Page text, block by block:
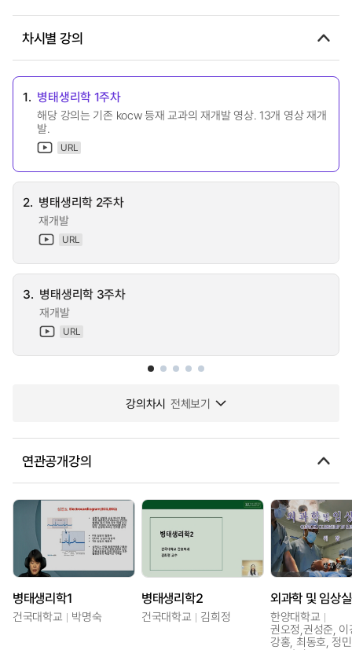
차시별 강의
1. 병태생리학 1주차
해당 강의는 기존 kocw 등재 교과의 재개발 영상. 13개 영상 재개
발.
URL
2. 병태생리학 2주차
재개발
URL
3. 병태생리학 3주차
재개발
URL
강의차시 전체보기
연관공개강의
병태생리학1
건국대학교 박명숙
병태생리학2
건국대학교 김희정
외과학 및 임상
한양대학교
권오정,권성준,
강홍, 최동호, 정